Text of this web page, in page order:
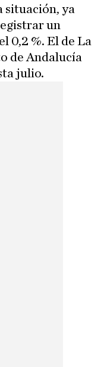
situación, ya
un
0,2 %. El de La
de Andalucía
julio.